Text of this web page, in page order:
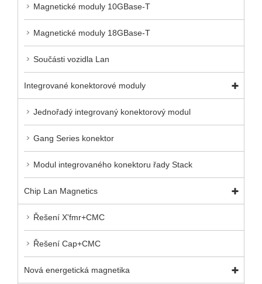
Magnetické moduly 10GBase-T
Magnetické moduly 18GBase-T
Součásti vozidla Lan
Integrované konektorové moduly
Jednořadý integrovaný konektorový modul
Gang Series konektor
Modul integrovaného konektoru řady Stack
Chip Lan Magnetics
Řešení X'fmr+CMC
Řešení Cap+CMC
Nová energetická magnetika